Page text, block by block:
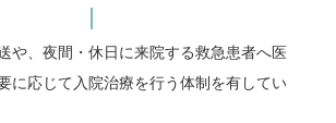
や、夜間・休日に来院する救急患者へ医
に応じて入院治療を行う体制を有してい